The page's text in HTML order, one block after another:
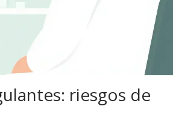
riesgos de